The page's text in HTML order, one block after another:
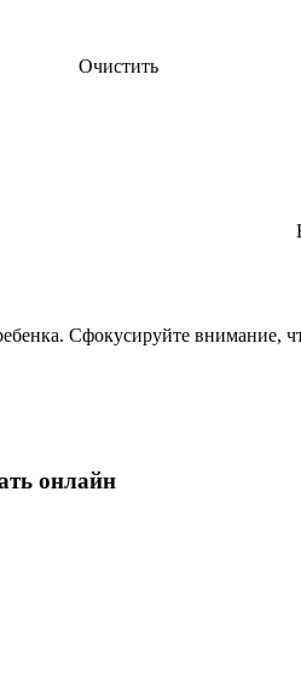
Очистить
Сфокусируйте внимание,
онлайн